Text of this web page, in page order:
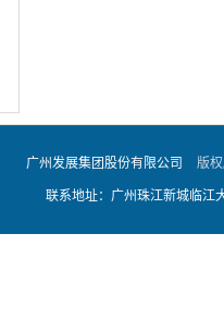
广州发展集团股份有限公司 版
联系地址：广州珠江新城临江